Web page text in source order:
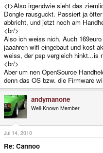
<t>Also irgendwie sieht das
Dongle rausguckt. Passiert ja
abbricht, und jetzt noch am
<br/>
Also ich weiss nich. Auch
jaaahren wifi eingebaut und kost
weiss, der psp vergleich hinkt...is
<br/>
Aber um nen OpenSource
denn das OS bzw. die Firmware
andymanone
Well-Known Member
Jul 14, 2010
Re: Cannoo